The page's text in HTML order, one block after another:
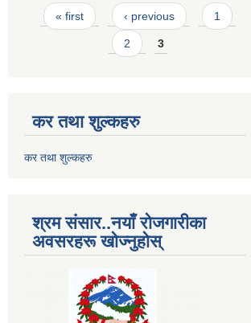
Pages
« first ‹ previous 1
2 3
कर तथा शुल्कहरु
कर तथा शुल्कहरु
श्रम संसार..नयाँ रोजगारीका
अवसरहरू खोज्नुहोस्